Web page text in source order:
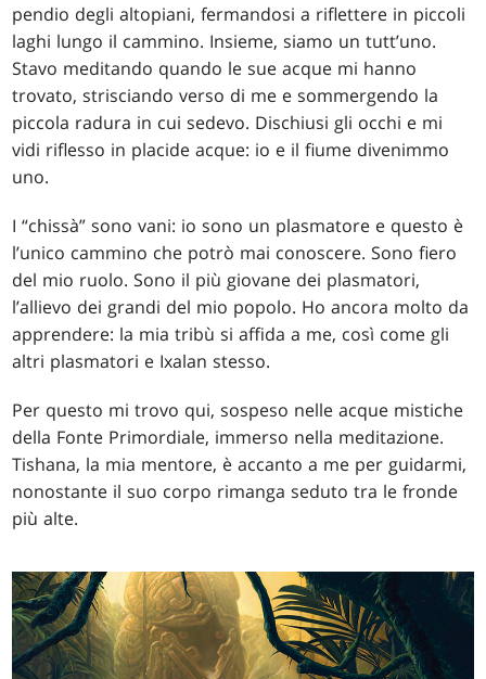
pendio degli altopiani, fermandosi a riflettere in piccoli
laghi lungo il cammino. Insieme, siamo un tutt’uno.
Stavo meditando quando le sue acque mi hanno
trovato, strisciando verso di me e sommergendo la
piccola radura in cui sedevo. Dischiusi gli occhi e mi
vidi riflesso in placide acque: io e il fiume divenimmo
uno.
I “chissà” sono vani: io sono un plasmatore e questo è
l’unico cammino che potrò mai conoscere. Sono fiero
del mio ruolo. Sono il più giovane dei plasmatori,
l’allievo dei grandi del mio popolo. Ho ancora molto da
apprendere: la mia tribù si affida a me, così come gli
altri plasmatori e Ixalan stesso.
Per questo mi trovo qui, sospeso nelle acque mistiche
della Fonte Primordiale, immerso nella meditazione.
Tishana, la mia mentore, è accanto a me per guidarmi,
nonostante il suo corpo rimanga seduto tra le fronde
più alte.